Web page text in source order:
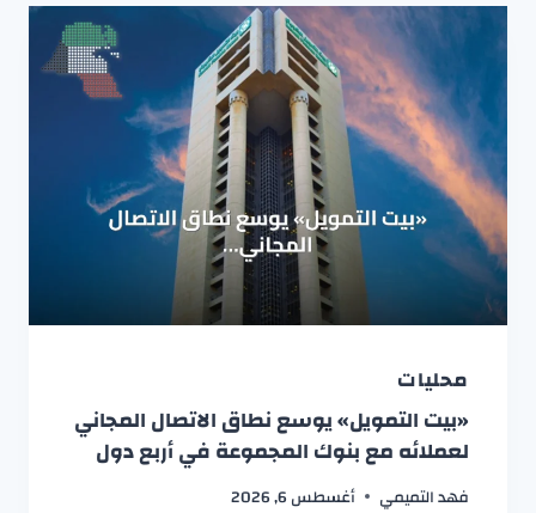
محليات
«بيت التمويل» يوسع نطاق الاتصال المجاني
لعملائه مع بنوك المجموعة في أربع دول
فهد التميمي أغسطس 6, 2026